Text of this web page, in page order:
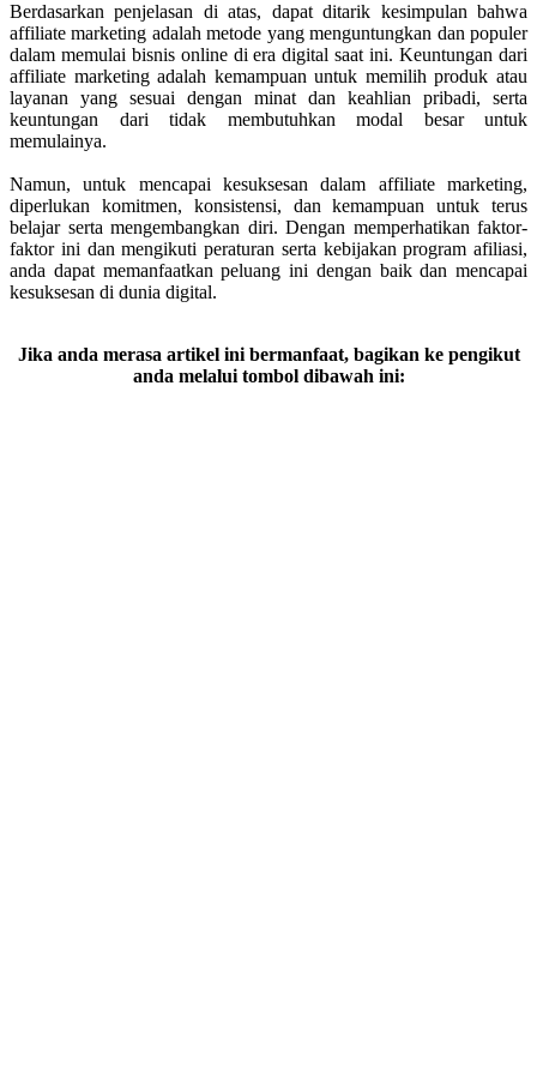
Berdasarkan penjelasan di atas, dapat ditarik kesimpulan bahwa
affiliate marketing adalah metode yang menguntungkan dan populer
dalam memulai bisnis online di era digital saat ini. Keuntungan dari
affiliate marketing adalah kemampuan untuk memilih produk atau
layanan yang sesuai dengan minat dan keahlian pribadi, serta
keuntungan dari tidak membutuhkan modal besar untuk
memulainya.
Namun, untuk mencapai kesuksesan dalam affiliate marketing,
diperlukan komitmen, konsistensi, dan kemampuan untuk terus
belajar serta mengembangkan diri. Dengan memperhatikan faktor-
faktor ini dan mengikuti peraturan serta kebijakan program afiliasi,
anda dapat memanfaatkan peluang ini dengan baik dan mencapai
kesuksesan di dunia digital.
Jika anda merasa artikel ini bermanfaat, bagikan ke pengikut
anda melalui tombol dibawah ini: